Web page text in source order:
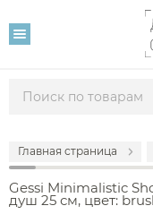
Главная страница
Gessi Minimalistic
душ 25 см, цвет: